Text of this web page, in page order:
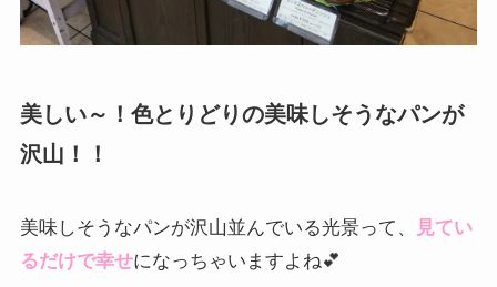
美しい～！色とりどりの美味しそうなパンが
沢山！！
美味しそうなパンが沢山並んでいる光景って、
見てい
るだけで幸せになっちゃいますよね💕